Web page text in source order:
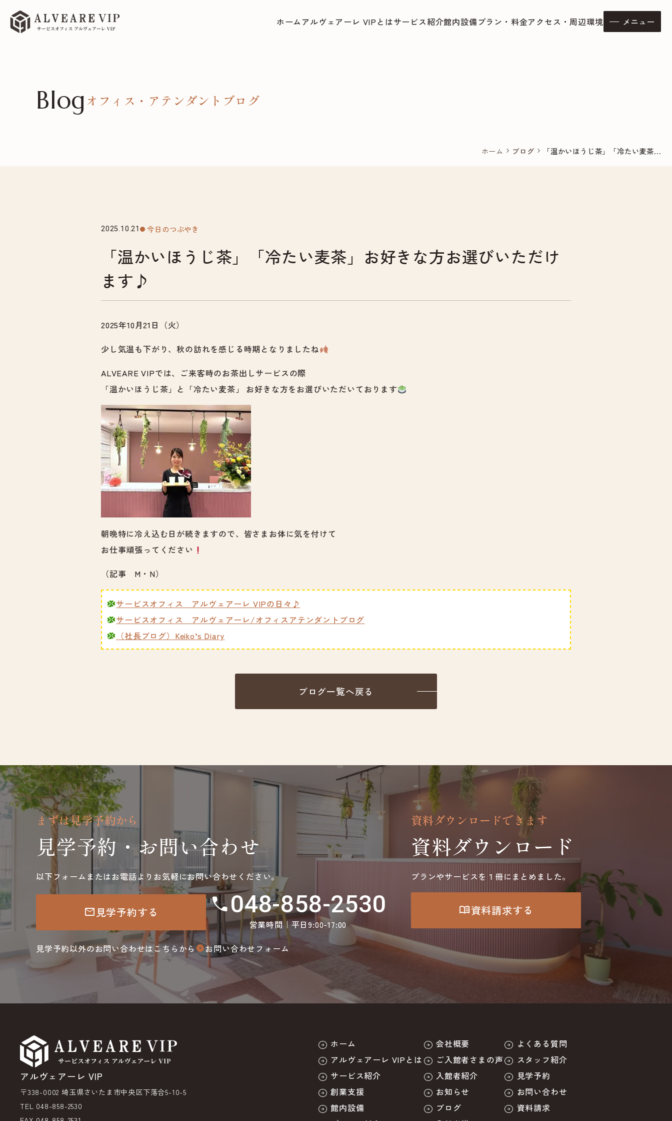
ホームアルヴェアーレ VIPとはサービス紹介館内設備プラン・料金アクセス・周辺環境 メニュー
Blogオフィス・アテンダントブログ
ホーム chevron_right ブログchevron_right 「温かいほうじ茶」「冷たい麦茶...
2025.10.21 今日のつぶやき
「温かいほうじ茶」「冷たい麦茶」お好きな方お選びいただけ
ます♪
2025年10月21日（火）
少し気温も下がり、秋の訪れを感じる時期となりましたね
ALVEARE VIPでは、ご来客時のお茶出しサービスの際
「温かいほうじ茶」と「冷たい麦茶」 お好きな方をお選びいただいております
朝晩特に冷え込む日が続きますので、皆さまお体に気を付けて
お仕事頑張ってください
（記事 M・N）
サービスオフィス アルヴェアーレ VIPの日々♪
サービスオフィス アルヴェアーレ/オフィスアテンダントブログ
（社長ブログ）Keiko’s Diary
ブログ一覧へ戻る
まずは見学予約から
見学予約・お問い合わせ
以下フォームまたはお電話よりお気軽にお問い合わせください。
mail 見学予約する call048-858-2530
営業時間｜平日9:00-17:00
見学予約以外のお問い合わせはこちらからarrow_circle_rightお問い合わせフォーム
資料ダウンロードできます
資料ダウンロード
プランやサービスを１冊にまとめました。
menu_book資料請求する
アルヴェアーレ VIP
〒338-0002 埼玉県さいたま市中央区下落合5-10-5
TEL 048-858-2530
ホーム
アルヴェアーレ VIPとは
サービス紹介
創業支援
館内設備
会社概要
ご入館者さまの声
入館者紹介
お知らせ
ブログ
よくある質問
スタッフ紹介
見学予約
お問い合わせ
資料請求